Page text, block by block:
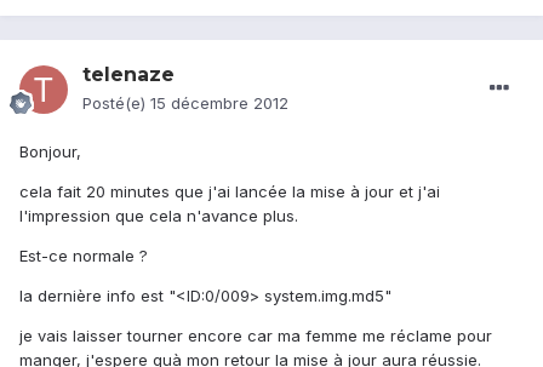
telenaze
Posté(e) 15 décembre 2012
Bonjour,
cela fait 20 minutes que j'ai lancée la mise à jour et j'ai
l'impression que cela n'avance plus.
Est-ce normale ?
la dernière info est "<ID:0/009> system.img.md5"
je vais laisser tourner encore car ma femme me réclame pour
manger, j'espere quà mon retour la mise à jour aura réussie.